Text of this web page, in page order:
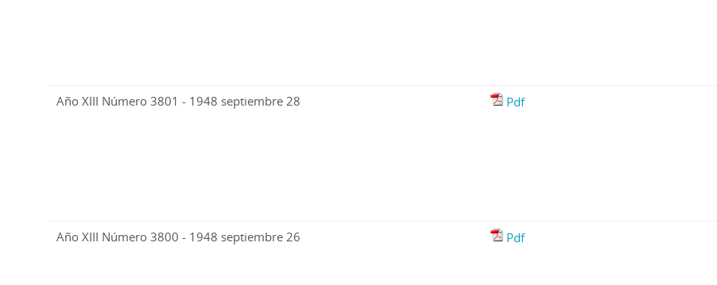
Año XIII Número 3801 - 1948 septiembre 28 Pdf
Año XIII Número 3800 - 1948 septiembre 26 Pdf